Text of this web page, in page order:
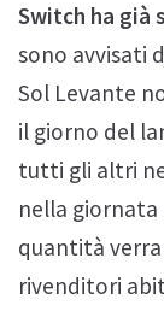
Switch ha già
sono avvisati
Sol Levante
il giorno del
tutti gli altri
nella
quantità
rivenditori